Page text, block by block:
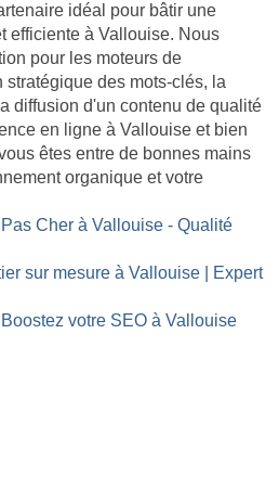
idéal pour bâtir une
efficiente à Vallouise. Nous
pour les moteurs de
des mots-clés, la
diffusion d'un contenu de qualité
en ligne à Vallouise et bien
êtes entre de bonnes mains
organique et votre
Cher à Vallouise - Qualité
sur mesure à Vallouise | Expert
votre SEO à Vallouise